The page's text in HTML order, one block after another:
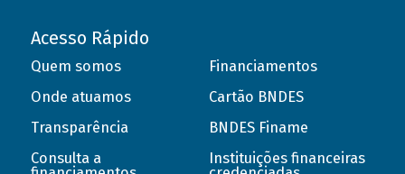
Acesso Rápido
Quem somos
Onde atuamos
Transparência
Consulta a
Financiamentos
Cartão BNDES
BNDES Finame
Instituições financeiras